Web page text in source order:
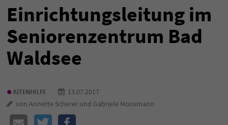
Einrichtungsleitung im
Seniorenzentrum Bad
Waldsee
•ALTENHILFE
13.07.2017
von Annette Scherer und Gabriele Moosmann